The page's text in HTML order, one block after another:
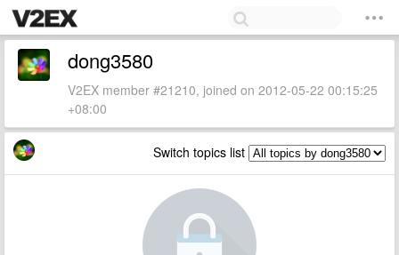
dong3580
V2EX member #21210, joined on 2012-05-22 00:15:25
+08:00
Switch topics list